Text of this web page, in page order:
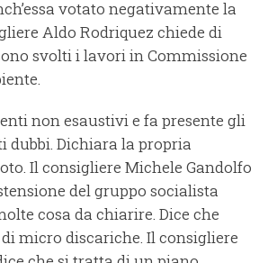
votato negativamente la
Aldo Rodriquez chiede di
svolti i lavori in Commissione
non esaustivi e fa presente gli
Dichiara la propria
Il consigliere Michele Gandolfo
del gruppo socialista
cosa da chiarire. Dice che
micro discariche. Il consigliere